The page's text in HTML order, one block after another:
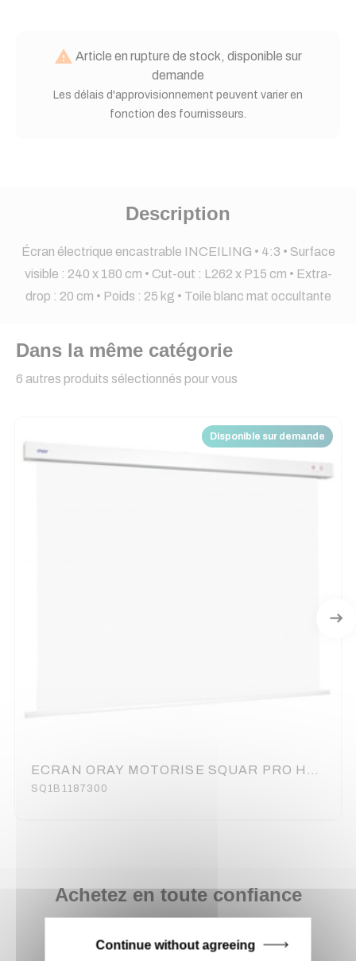
 Article en rupture de stock, disponible sur
demande
Les délais d'approvisionnement peuvent varier en
fonction des fournisseurs.
Description
Écran électrique encastrable INCEILING • 4:3 • Surface
visible : 240 x 180 cm • Cut-out : L262 x P15 cm • Extra-
drop : 20 cm • Poids : 25 kg • Toile blanc mat occultante
Dans la même catégorie
6 autres produits sélectionnés pour vous
Disponible sur demande
SQ1B1187300
Achetez en toute confiance
Continue without agreeing